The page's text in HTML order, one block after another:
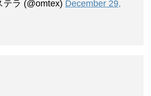
ラ (@omtex) December 29,